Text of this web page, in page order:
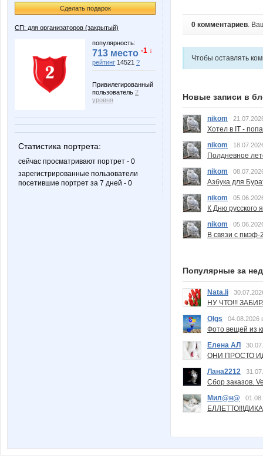
Сделать подарок
СП: для организаторов (закрытый)
популярность:
713 место -1 ↓
рейтинг 14521 ?
Привилегированный
пользователь 2
уровня
Статистика портрета:
сейчас просматривают портрет - 0
зарегистрированные пользователи
посетившие портрет за 7 дней - 0
0 комментариев.
Чтобы оставлять
Новые записи в
nikom
Хотел в IT -
nikom
Полдневное
nikom
Азбука для
nikom
К Дню русского
nikom
В связи с пмэф-
Популярные за
Nata.li
НУ ЧТО!!!
Olgs
04.08.2026
Фото вещей из
Елена АЛ
ОНИ ПРОСТО
Лана2212
Сбор заказов.
Мил@н@